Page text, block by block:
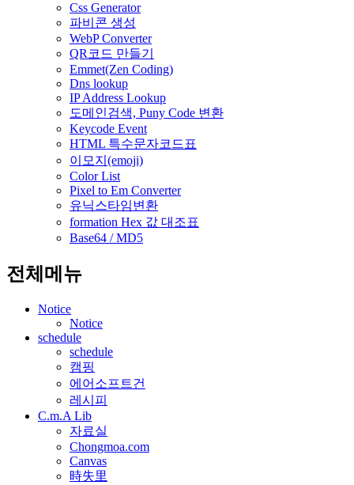
Css Generator
파비콘 생성
WebP Converter
QR코드 만들기
Emmet(Zen Coding)
Dns lookup
IP Address Lookup
도메인검색, Puny Code 변환
Keycode Event
HTML 특수문자코드표
이모지(emoji)
Color List
Pixel to Em Converter
유닉스타임변환
formation Hex 값 대조표
Base64 / MD5
전체메뉴
Notice
Notice
schedule
schedule
캠핑
에어소프트건
레시피
C.m.A Lib
자료실
Chongmoa.com
Canvas
時失里